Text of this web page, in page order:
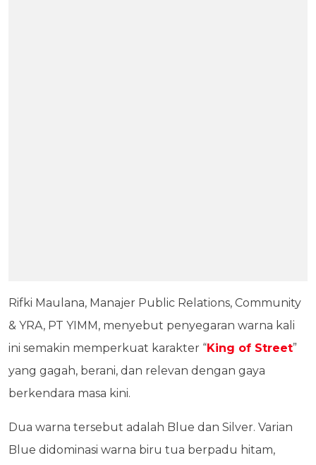
Rifki Maulana, Manajer Public Relations, Community
& YRA, PT YIMM, menyebut penyegaran warna kali
ini semakin memperkuat karakter “King of Street”
yang gagah, berani, dan relevan dengan gaya
berkendara masa kini.
Dua warna tersebut adalah Blue dan Silver. Varian
Blue didominasi warna biru tua berpadu hitam,